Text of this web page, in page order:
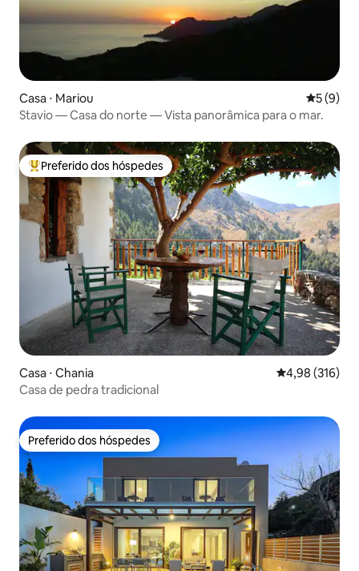
Casa ⋅ Mariou 5 de
5 (9)
Stavio — Casa do norte — Vista panorâmica para o mar.
Entre os melhores preferidos dos hóspedes
Preferido dos hóspedes
Casa ⋅ Chania 4,98 de uma
4,98 (316)
Casa de pedra tradicional
Preferido dos hóspedes
Preferido dos hóspedes